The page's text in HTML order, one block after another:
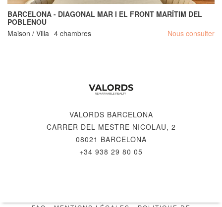
BARCELONA - DIAGONAL MAR I EL FRONT MARÍTIM DEL
POBLENOU
Maison / Villa 4 chambres Nous consulter
VALORDS BARCELONA
CARRER DEL MESTRE NICOLAU, 2
08021 BARCELONA
+34 938 29 80 05